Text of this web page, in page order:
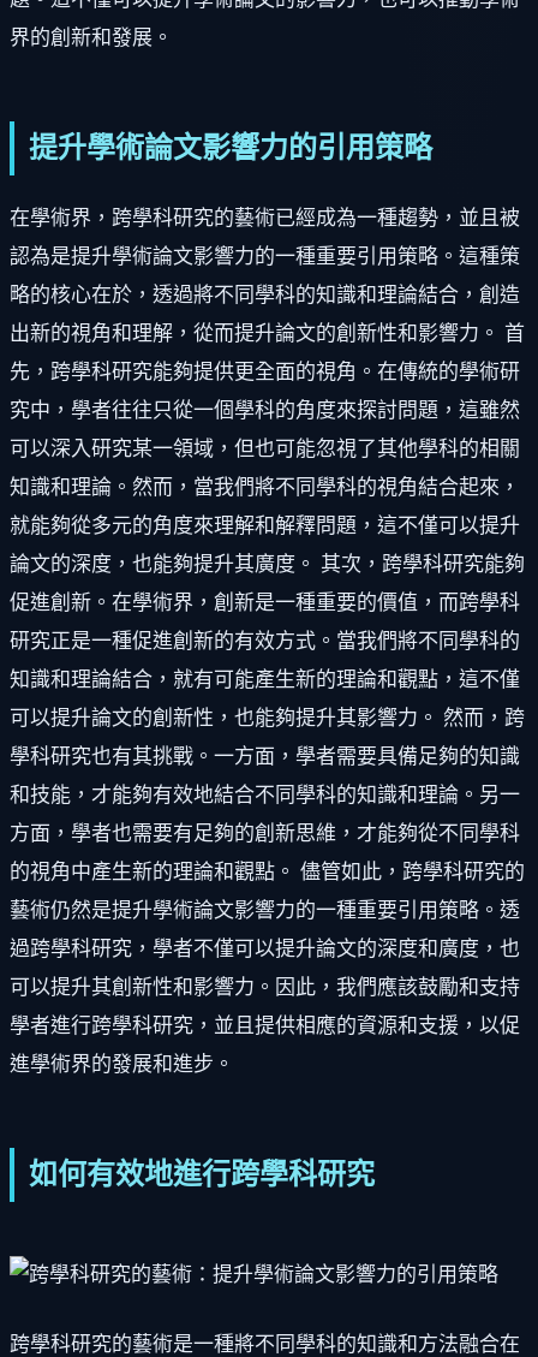
界的創新和發展。
提升學術論文影響力的引用策略
在學術界，跨學科研究的藝術已經成為一種趨勢，並且被
認為是提升學術論文影響力的一種重要引用策略。這種策
略的核心在於，透過將不同學科的知識和理論結合，創造
出新的視角和理解，從而提升論文的創新性和影響力。 首
先，跨學科研究能夠提供更全面的視角。在傳統的學術研
究中，學者往往只從一個學科的角度來探討問題，這雖然
可以深入研究某一領域，但也可能忽視了其他學科的相關
知識和理論。然而，當我們將不同學科的視角結合起來，
就能夠從多元的角度來理解和解釋問題，這不僅可以提升
論文的深度，也能夠提升其廣度。 其次，跨學科研究能夠
促進創新。在學術界，創新是一種重要的價值，而跨學科
研究正是一種促進創新的有效方式。當我們將不同學科的
知識和理論結合，就有可能產生新的理論和觀點，這不僅
可以提升論文的創新性，也能夠提升其影響力。 然而，跨
學科研究也有其挑戰。一方面，學者需要具備足夠的知識
和技能，才能夠有效地結合不同學科的知識和理論。另一
方面，學者也需要有足夠的創新思維，才能夠從不同學科
的視角中產生新的理論和觀點。 儘管如此，跨學科研究的
藝術仍然是提升學術論文影響力的一種重要引用策略。透
過跨學科研究，學者不僅可以提升論文的深度和廣度，也
可以提升其創新性和影響力。因此，我們應該鼓勵和支持
學者進行跨學科研究，並且提供相應的資源和支援，以促
進學術界的發展和進步。
如何有效地進行跨學科研究
跨學科研究的藝術是一種將不同學科的知識和方法融合在